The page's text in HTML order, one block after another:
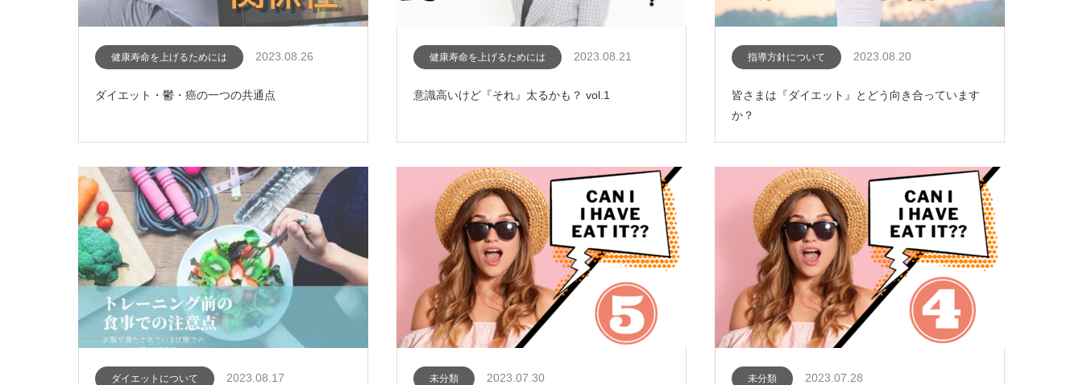
健康寿命を上げるためには 2023.08.26
ダイエット・鬱・癌の一つの共通点
健康寿命を上げるためには 2023.08.21
意識高いけど『それ』太るかも？ vol.1
指導方針について 2023.08.20
皆さまは『ダイエット』とどう向き合っています
か？
ダイエットについて 2023.08.17 未分類 2023.07.30 未分類 2023.07.28